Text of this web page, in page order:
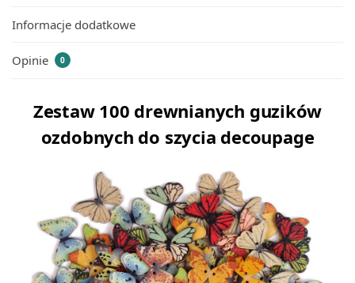
Informacje dodatkowe
Opinie 0
Zestaw 100 drewnianych guzików
ozdobnych do szycia decoupage